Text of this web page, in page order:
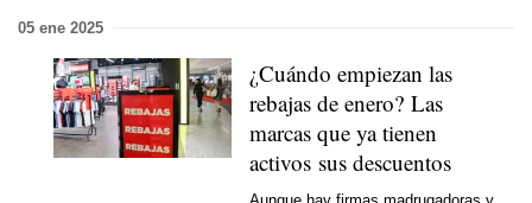
05 ene 2025
¿Cuándo empiezan las
rebajas de enero? Las
marcas que ya tienen
activos sus descuentos